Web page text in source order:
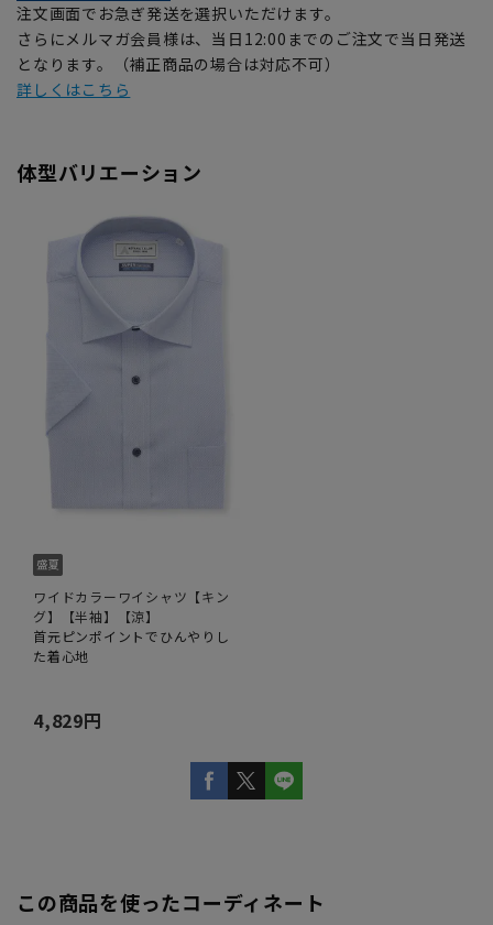
注文画面でお急ぎ発送を選択いただけます。
さらにメルマガ会員様は、当日12:00までのご注文で当日発送
となります。（補正商品の場合は対応不可）
詳しくはこちら
体型バリエーション
ワイドカラーワイシャツ【キン
グ】【半袖】【涼】
首元ピンポイントでひんやりし
た着心地
4,829円
この商品を使ったコーディネート